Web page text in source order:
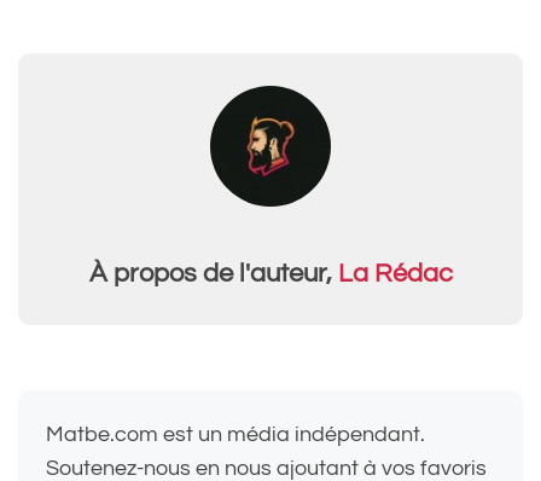
À propos de l'auteur, La Rédac
Matbe.com est un média indépendant.
Soutenez-nous en nous ajoutant à vos favoris